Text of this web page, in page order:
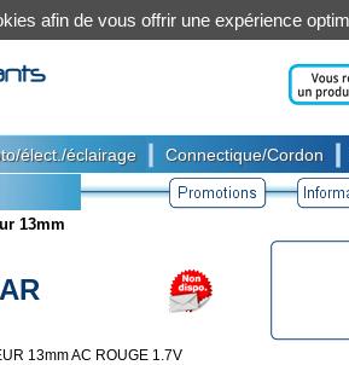
élect./éclairage Connectique/Cordon
13mm
13mm AC ROUGE 1.7V
afin de vous offrir une expérience